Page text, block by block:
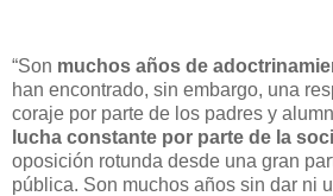
“Son muchos años de
han encontrado, sin embargo, una
coraje por parte de los padres y
lucha constante por parte de la
oposición rotunda desde una gran
pública. Son muchos años sin dar ni